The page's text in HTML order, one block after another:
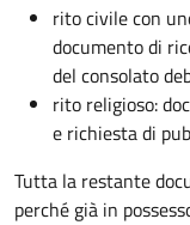
rito civile con
documento di
del consolato
rito religioso:
e richiesta di
Tutta la restante
perché già in